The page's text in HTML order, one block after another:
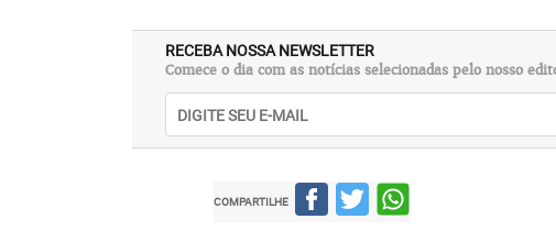
RECEBA NOSSA NEWSLETTER
Comece o dia com as notícias selecionadas pelo nosso
COMPARTILHE